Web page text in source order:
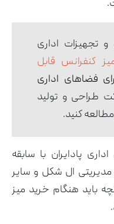
و تجهیزات اداری
کنفرانس قابل
فضاهای اداری
طراحی و تولید
مطالعه کنید.
پادایران با سابقه
مدیریتی ال شکل و سایر
باید هنگام خرید میز